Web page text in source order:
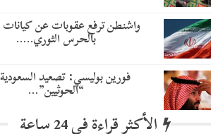
واشنطن ترفع عقوبات عن كيانات
بالحرس الثوري..…
​فورين بوليسي: تصعيد
“الحوثيين”…
الأكثر قراءة في 24 ساعة